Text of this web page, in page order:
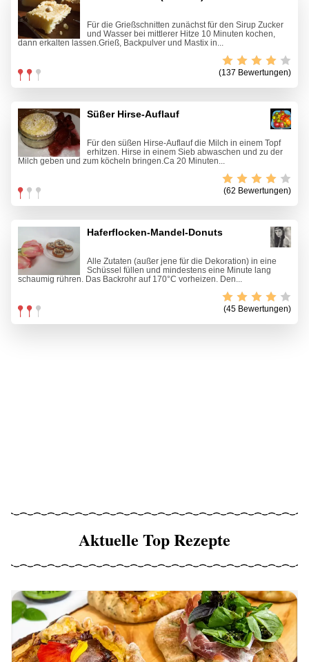
Für die Grießschnitten zunächst für den Sirup Zucker
und Wasser bei mittlerer Hitze 10 Minuten kochen,
dann erkalten lassen.Grieß, Backpulver und Mastix in...
(137 Bewertungen)
Süßer Hirse-Auflauf
Für den süßen Hirse-Auflauf die Milch in einem Topf
erhitzen. Hirse in einem Sieb abwaschen und zu der
Milch geben und zum köcheln bringen.Ca 20 Minuten...
(62 Bewertungen)
Haferflocken-Mandel-Donuts
Alle Zutaten (außer jene für die Dekoration) in eine
Schüssel füllen und mindestens eine Minute lang
schaumig rühren. Das Backrohr auf 170°C vorheizen. Den...
(45 Bewertungen)
Aktuelle Top Rezepte